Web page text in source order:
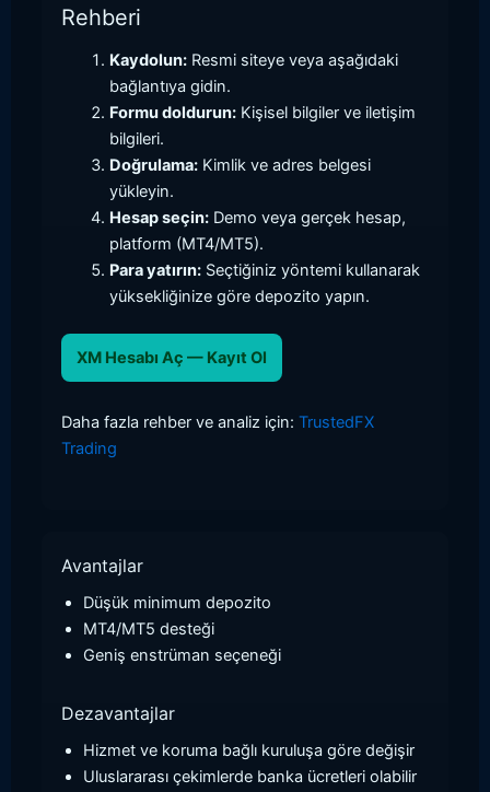
Rehberi
Kaydolun:Resmi siteye veya aşağıdaki
bağlantıya gidin.
Formu doldurun:Kişisel bilgiler ve iletişim
bilgileri.
Doğrulama:Kimlik ve adres belgesi
yükleyin.
Hesap seçin:Demo veya gerçek hesap,
platform (MT4/MT5).
Para yatırın:Seçtiğiniz yöntemi kullanarak
yüksekliğinize göre depozito yapın.
XM Hesabı Aç — Kayıt Ol
Daha fazla rehber ve analiz için: TrustedFX
Trading
Avantajlar
Düşük minimum depozito
MT4/MT5 desteği
Geniş enstrüman seçeneği
Dezavantajlar
Hizmet ve koruma bağlı kuruluşa göre değişir
Uluslararası çekimlerde banka ücretleri olabilir